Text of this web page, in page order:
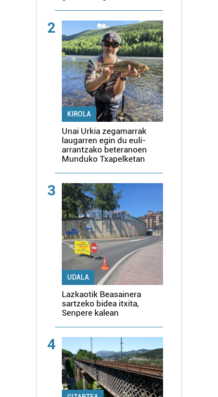
2
KIROLA
Unai Urkia zegamarrak
laugarren egin du euli-
arrantzako beteranoen
Munduko Txapelketan
3
UDALA
Lazkaotik Beasainera
sartzeko bidea itxita,
Senpere kalean
4